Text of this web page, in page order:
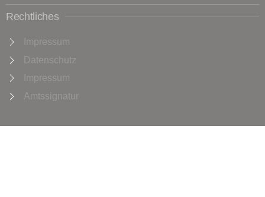
Rechtliches
Impressum
Datenschutz
Impressum
Amtssignatur